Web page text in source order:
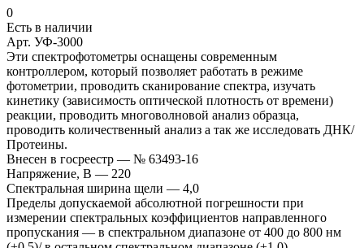
0
Есть в наличии
Арт. УФ-3000
Эти спектрофотометры оснащены современным
контроллером, который позволяет работать в режиме
фотометрии, проводить сканирование спектра, изучать
кинетику (зависимость оптической плотность от времени)
реакции, проводить многоволновой анализ образца,
проводить количественный анализ а так же исследовать ДНК/
Протеины.
Внесен в госреестр — № 63493-16
Напряжение, В — 220
Спектральная ширина щели — 4,0
Пределы допускаемой абсолютной погрешности при
измерении спектральных коэффициентов направленного
пропускания — в спектральном диапазоне от 400 до 800 нм